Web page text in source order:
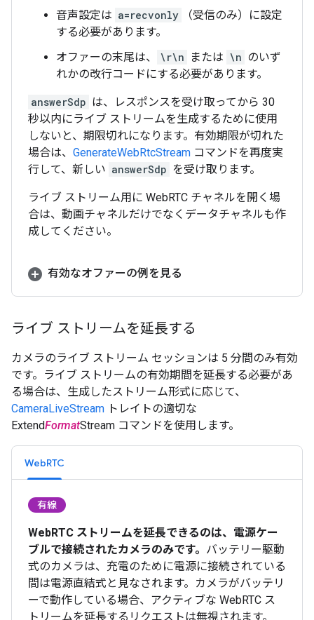
音声設定は a=recvonly
（受信のみ）に設定
する必要があります。
オファーの末尾は、
\r\n または \n のいず
れかの改行コードにする必要があります。
answerSdp は、レスポンスを受け取ってから 30
秒以内にライブ ストリームを生成するために使用
しないと、期限切れになります。有効期限が切れた
場合は、 GenerateWebRtcStream コマンドを再度実
行して、新しい answerSdp を受け取ります。
ライブ ストリーム用に WebRTC チャネルを開く場
合は、動画チャネルだけでなくデータチャネルも作
成してください。
有効なオファーの例を見る
ライブ ストリームを延長する
カメラのライブ ストリーム セッションは 5 分間のみ有効
です。ライブ ストリームの有効期間を延長する必要があ
る場合は、生成したストリーム形式に応じて、
CameraLiveStream トレイトの適切な
ExtendFormatStream コマンドを使用します。
WebRTC
有線
WebRTC ストリームを延長できるのは、電源ケー
ブルで接続されたカメラのみです。 バッテリー駆動
式のカメラは、充電のために電源に接続されている
間は電源直結式と見なされます。カメラがバッテリ
ーで動作している場合、アクティブな WebRTC ス
トリームを延長するリクエストは無視されます。